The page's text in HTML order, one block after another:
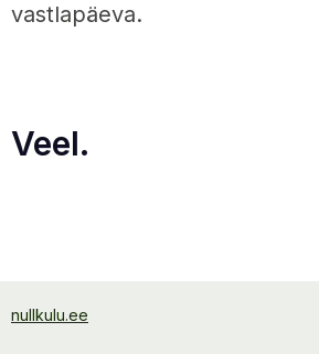
vastlapäeva.
Veel.
nullkulu.ee